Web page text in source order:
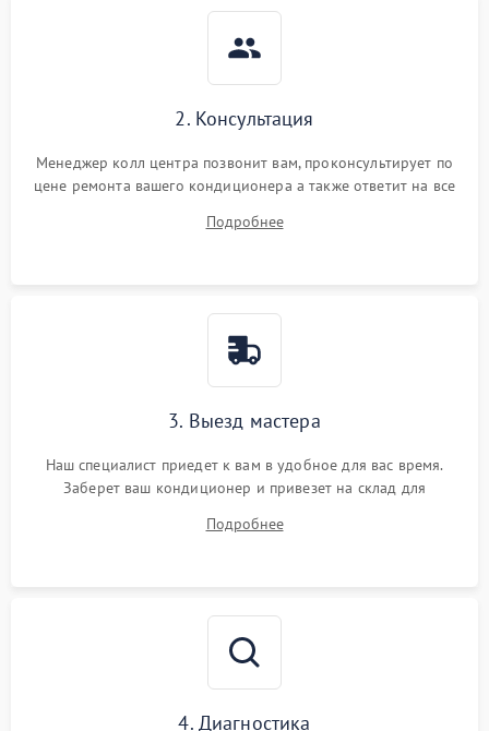
2. Консультация
Менеджер колл центра позвонит вам, проконсультирует по
цене ремонта вашего кондиционера а также ответит на все
Подробнее
3. Выезд мастера
Наш специалист приедет к вам в удобное для вас время.
Заберет ваш кондиционер и привезет на склад для
Подробнее
4. Диагностика